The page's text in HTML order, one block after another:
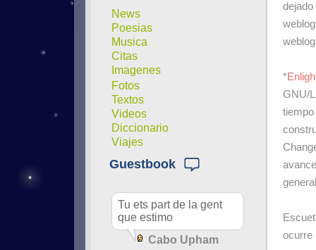
News
Poesias
Musica
Citas
Imagenes
Fotos
Textos
Videos
Diccionario
Viajes
Guestbook
Tu ets part de la gent
que estimo
Cabo Upham
*
GNU/
ocurre